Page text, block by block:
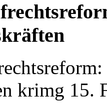
krimg 15.